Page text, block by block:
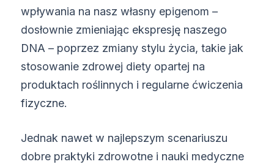
wpływania na nasz własny epigenom –
dosłownie zmieniając ekspresję naszego
DNA – poprzez zmiany stylu życia, takie jak
stosowanie zdrowej diety opartej na
produktach roślinnych i regularne ćwiczenia
fizyczne.
Jednak nawet w najlepszym scenariuszu
dobre praktyki zdrowotne i nauki medyczne